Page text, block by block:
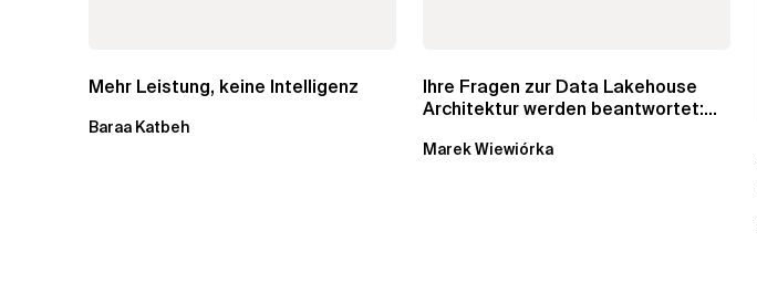
Mehr Leistung, keine Intelligenz
Baraa Katbeh
Ihre Fragen zur Data Lakehouse
Architektur werden beantwortet:...
Marek Wiewiórka